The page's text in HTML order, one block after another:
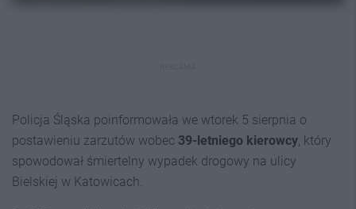
Policja Śląska poinformowała we wtorek 5 sierpnia o
postawieniu zarzutów wobec 39-letniego kierowcy, który
spowodował śmiertelny wypadek drogowy na ulicy
Bielskiej w Katowicach.